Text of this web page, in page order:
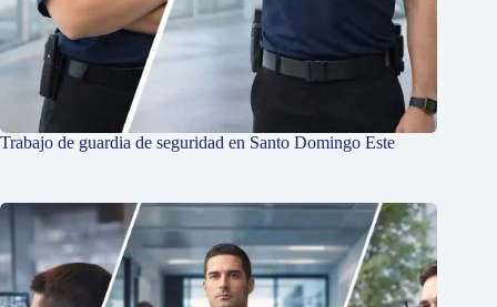
Trabajo de guardia de seguridad en Santo Domingo Este